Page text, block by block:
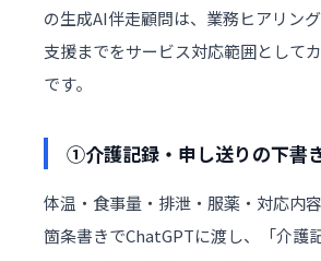
の生成AI伴走顧問は、業務ヒアリン
支援までをサービス対応範囲として
です。
①介護記録・申し送りの下書
体温・食事量・排泄・服薬・対応内
箇条書きでChatGPTに渡し、「介護